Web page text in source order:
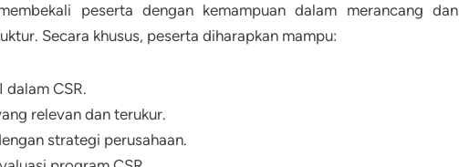
peserta dengan kemampuan dalam merancang dan
Secara khusus, peserta diharapkan mampu:
dalam CSR.
relevan dan terukur.
strategi perusahaan.